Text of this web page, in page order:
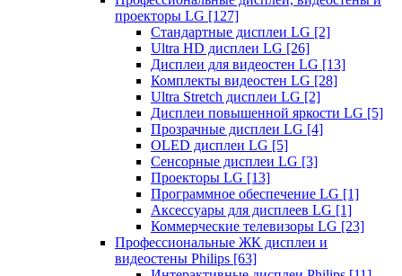
проекторы LG [127]
Стандартные дисплеи LG [2]
Ultra HD дисплеи LG [26]
Дисплеи для видеостен LG [13]
Комплекты видеостен LG [28]
Ultra Stretch дисплеи LG [2]
Дисплеи повышенной яркости LG [5]
Прозрачные дисплеи LG [4]
OLED дисплеи LG [5]
Сенсорные дисплеи LG [3]
Проекторы LG [13]
Программное обеспечение LG [1]
Аксессуары для дисплеев LG [1]
Коммерческие телевизоры LG [23]
Профессиональные ЖК дисплеи и
видеостены Philips [63]